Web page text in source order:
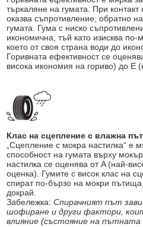
търкаляне на гумата. При контакт
оказва съпротивление, обратно
гумата. Гума с ниско
икономична, тъй като изисква по-
което от своя страна води до
Горивната ефективност се
висока икономия на гориво) до E
Клас на сцепление с влажна
„Сцепление с мокра настилка“ е
способност на гумата върху
настилка се оценява от A (най-
оценка). Гумите с висок клас на
спират по-бързо на мокри пътища
докрай.
Забележка:Спирачният път
шофиране и други фактори,
влияние (състояние на пътната